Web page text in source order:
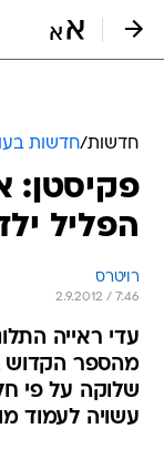
חדשות/חדשות
פקיסטן:
הפליל
רויטרס
2.9.2012 / 7:46
עדי ראייה
שלוקה על פי
עשויה לעמוד